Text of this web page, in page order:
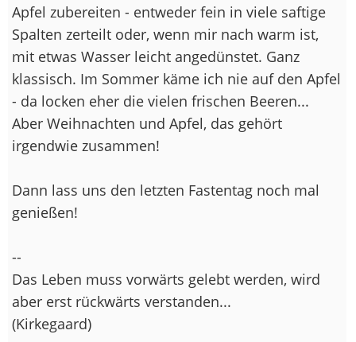
Apfel zubereiten - entweder fein in viele saftige
Spalten zerteilt oder, wenn mir nach warm ist,
mit etwas Wasser leicht angedünstet. Ganz
klassisch. Im Sommer käme ich nie auf den Apfel
- da locken eher die vielen frischen Beeren...
Aber Weihnachten und Apfel, das gehört
irgendwie zusammen!
Dann lass uns den letzten Fastentag noch mal
genießen!
--
Das Leben muss vorwärts gelebt werden, wird
aber erst rückwärts verstanden...
(Kirkegaard)